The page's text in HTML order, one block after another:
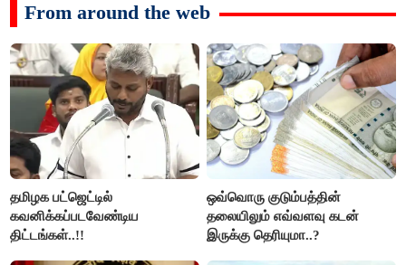
From around the web
தமிழக பட்ஜெட்டில்
கவனிக்கப்படவேண்டிய
திட்டங்கள்..!!
ஒவ்வொரு குடும்பத்தின்
தலையிலும் எவ்வளவு கடன்
இருக்கு தெரியுமா..?